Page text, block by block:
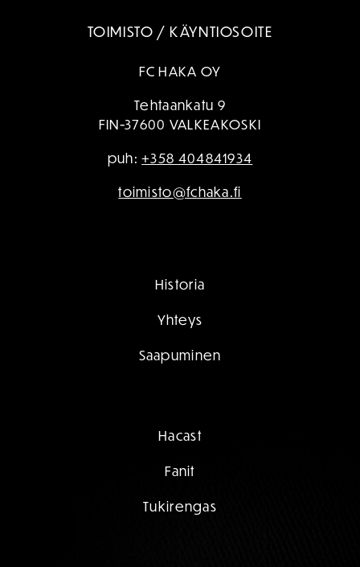
TOIMISTO / KÄYNTIOSOITE
FC HAKA OY
Tehtaankatu 9
FIN-37600 VALKEAKOSKI
puh:+358 404841934
toimisto@fchaka.fi
Historia
Yhteys
Saapuminen
Hacast
Fanit
Tukirengas